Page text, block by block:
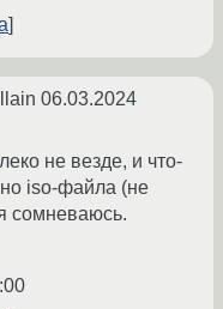
06.03.2024
не везде, и что-
iso-файла (не
сомневаюсь.